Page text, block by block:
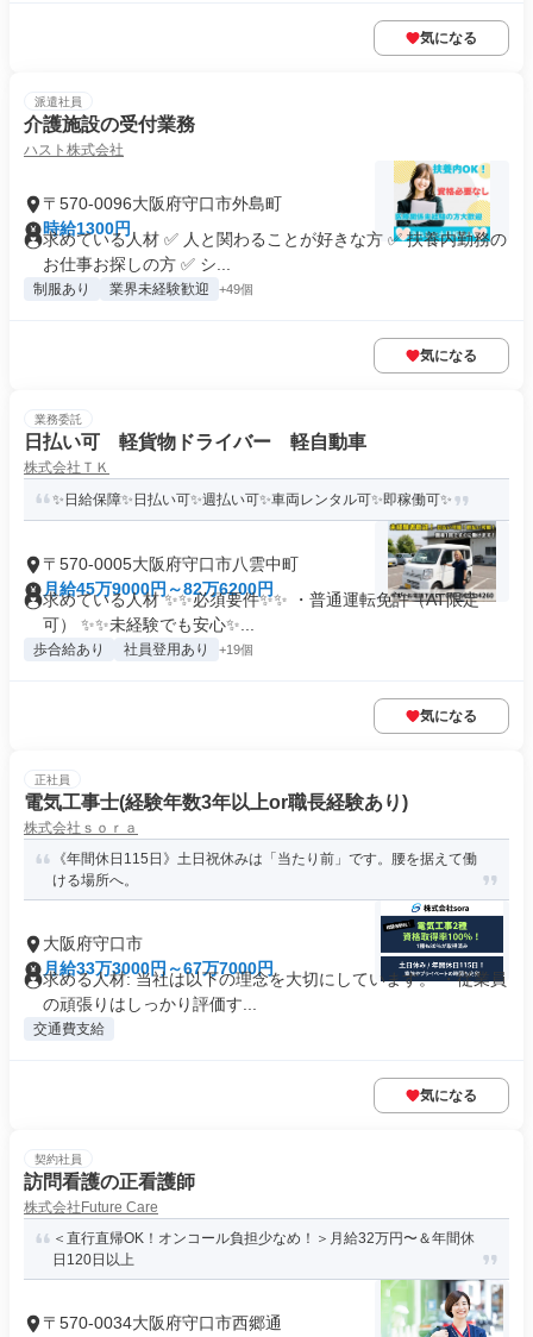
気になる
派遣社員
介護施設の受付業務
ハスト株式会社
〒570-0096大阪府守口市外島町
時給1300円
求めている人材 ✅ 人と関わることが好きな方 ✅ 扶養内勤務の
お仕事お探しの方 ✅ シ...
制服あり 業界未経験歓迎 +49個
気になる
業務委託
日払い可 軽貨物ドライバー 軽自動車
株式会社ＴＫ
✨日給保障✨日払い可✨週払い可✨車両レンタル可✨即稼働可✨
〒570-0005大阪府守口市八雲中町
月給45万9000円～82万6200円
求めている人材 ✨✨必須要件✨✨ ・普通運転免許（AT限定
可） ✨✨未経験でも安心✨...
歩合給あり 社員登用あり +19個
気になる
正社員
電気工事士(経験年数3年以上or職長経験あり)
株式会社ｓｏｒａ
《年間休日115日》土日祝休みは「当たり前」です。腰を据えて働
ける場所へ。
大阪府守口市
月給33万3000円～67万7000円
求める人材: 当社は以下の理念を大切にしています。 ・従業員
の頑張りはしっかり評価す...
交通費支給
気になる
契約社員
訪問看護の正看護師
株式会社Future Care
＜直行直帰OK！オンコール負担少なめ！＞月給32万円〜＆年間休
日120日以上
〒570-0034大阪府守口市西郷通